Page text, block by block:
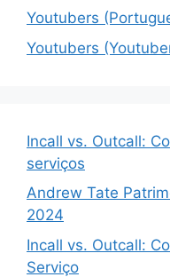
Youtubers
Youtubers
Incall vs. Outcall:
serviços
Andrew Tate
2024
Incall vs. Outcall:
Serviço